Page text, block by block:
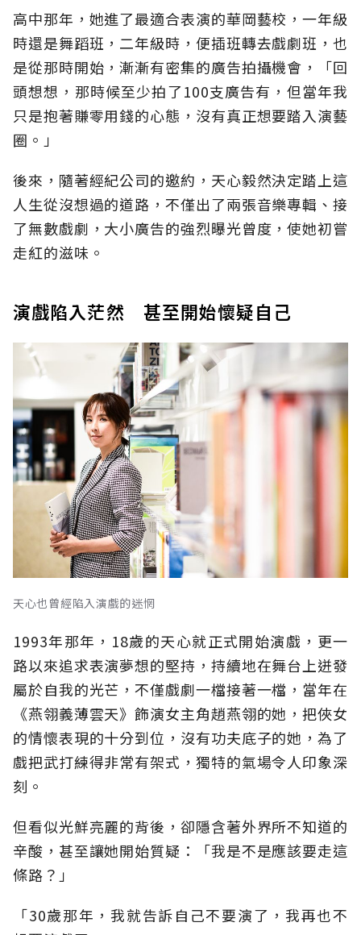
高中那年，她進了最適合表演的華岡藝校，一年級
時還是舞蹈班，二年級時，便插班轉去戲劇班，也
是從那時開始，漸漸有密集的廣告拍攝機會，「回
頭想想，那時候至少拍了100支廣告有，但當年我
只是抱著賺零用錢的心態，沒有真正想要踏入演藝
圈。」
後來，隨著經紀公司的邀約，天心毅然決定踏上這
人生從沒想過的道路，不僅出了兩張音樂專輯、接
了無數戲劇，大小廣告的強烈曝光曾度，使她初嘗
走紅的滋味。
演戲陷入茫然 甚至開始懷疑自己
天心也曾經陷入演戲的迷惘
1993年那年，18歲的天心就正式開始演戲，更一
路以來追求表演夢想的堅持，持續地在舞台上迸發
屬於自我的光芒，不僅戲劇一檔接著一檔，當年在
《燕翎義薄雲天》飾演女主角趙燕翎的她，把俠女
的情懷表現的十分到位，沒有功夫底子的她，為了
戲把武打練得非常有架式，獨特的氣場令人印象深
刻。
但看似光鮮亮麗的背後，卻隱含著外界所不知道的
辛酸，甚至讓她開始質疑：「我是不是應該要走這
條路？」
「30歲那年，我就告訴自己不要演了，我再也不